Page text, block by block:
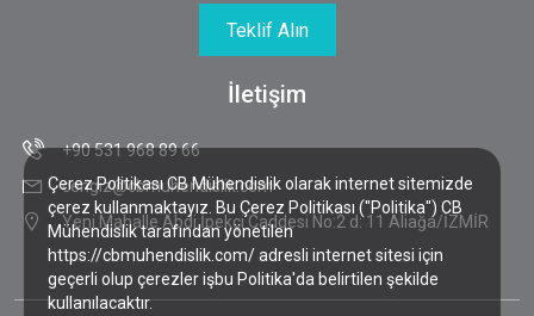
Teklif Alın
İletişim
+90 531 968 89 66
cengiz@cbmuhendislik.com
Yeni Mahalle Abdi İpekçi Caddesi No:2 d: 11 Aliağa/İZMİR
Çerez Politikası CB Mühendislik olarak internet sitemizde
çerez kullanmaktayız. Bu Çerez Politikası ("Politika") CB
Mühendislik tarafından yönetilen
https://cbmuhendislik.com/ adresli internet sitesi için
geçerli olup çerezler işbu Politika'da belirtilen şekilde
kullanılacaktır.